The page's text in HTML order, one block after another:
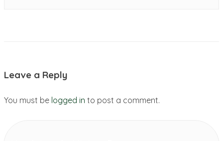
Leave a Reply
You must be logged in to post a comment.